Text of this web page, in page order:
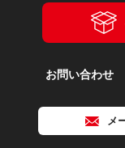
お問い合わせ
メ